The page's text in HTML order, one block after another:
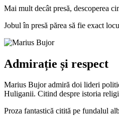
Mai mult decât presă, descoperea
Jobul în presă părea să fie exact
Admirație și respect
Marius Bujor admiră doi lideri
Huliganii. Citind despre istoria
Proza fantastică citită pe fundalul